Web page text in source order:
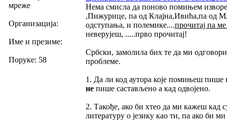
мреже
Организација:
Име и презиме:
Поруке: 58
Нема смисла да поново помињем
,Пижурице, па од Клајна,Ивића,па од
одступања, и полемике....прочитај па
неверујеш, .....прво прочитај!
Србски, замолила бих те да ми
проблеме.
1. Да ли код аутора које помињеш
не пише састављено а кад одвојено.
2. Такође, ако би хтео да ми кажеш кад
литературу о језику као ти, па ако би